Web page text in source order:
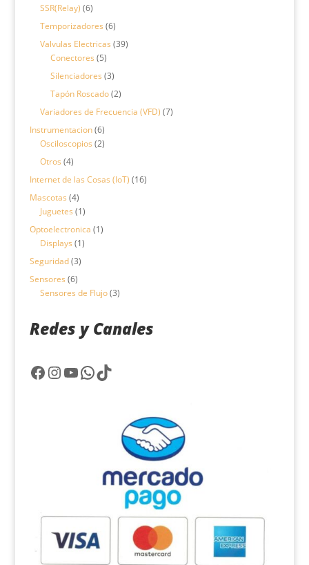
SSR(Relay) 66
productos
Temporizadores 66
productos
Valvulas Electricas 3939
Conectores 55
productos
Silenciadores 33
productos
Tapón Roscado 22
productos
Variadores de Frecuencia (VFD) 77
Instrumentacion 66
productos
Osciloscopios 22
Otros 44
productos
Internet de las Cosas (IoT) 1616
Mascotas 44
productos
Juguetes 11
producto
Optoelectronica 11
Displays 11
Seguridad 33
Sensores 66
productos
Sensores de Flujo 33
Redes y Canales
Facebook
Instagram
YouTube
WhatsApp
TikTok